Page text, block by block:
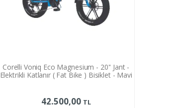
Corelli Voniq Eco Magnesium - 20'' Jant -
Elektrikli Katlanır ( Fat Bike ) Bisiklet - Mavi
42.500,00 TL